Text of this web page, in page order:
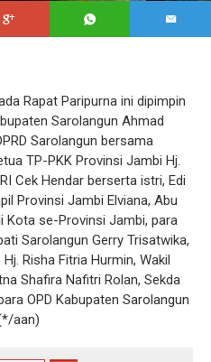
Rapat Paripurna ini dipimpin
Sarolangun Ahmad
Sarolangun bersama
TP-PKK Provinsi Jambi Hj.
Cek Hendar berserta istri, Edi
Provinsi Jambi Elviana, Abu
Kota se-Provinsi Jambi, para
Sarolangun Gerry Trisatwika,
Risha Fitria Hurmin, Wakil
Shafira Nafitri Rolan, Sekda
OPD Kabupaten Sarolangun
aan)